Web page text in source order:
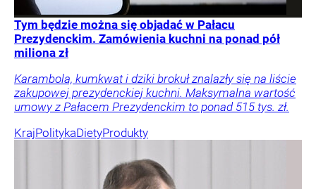
Tym będzie można się objadać w Pałacu
Prezydenckim. Zamówienia kuchni na ponad pół
miliona zł
Karambola, kumkwat i dziki brokuł znalazły się na liście
zakupowej prezydenckiej kuchni. Maksymalna wartość
umowy z Pałacem Prezydenckim to ponad 515 tys. zł.
KrajPolitykaDietyProdukty